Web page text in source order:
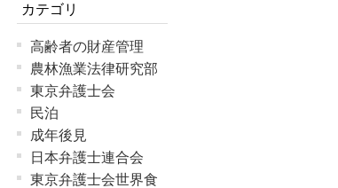
カテゴリ
高齢者の財産管理
農林漁業法律研究部
東京弁護士会
民泊
成年後見
日本弁護士連合会
東京弁護士会世界食